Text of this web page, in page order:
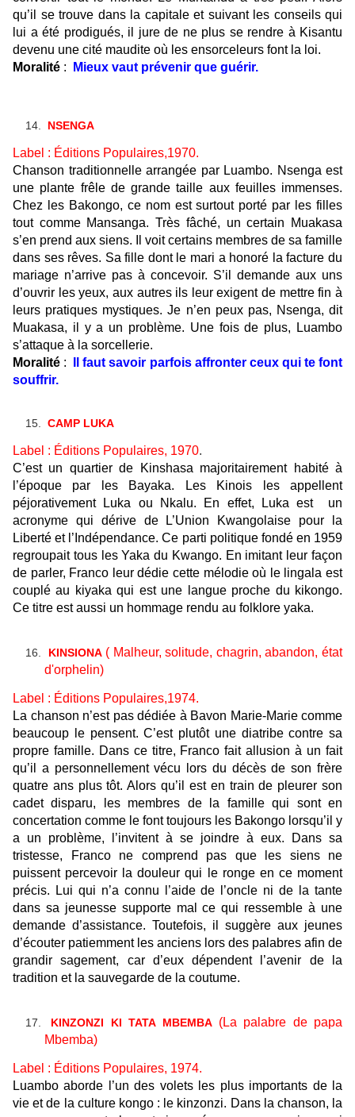
qu’il se trouve dans la capitale et suivant les conseils qui
lui a été prodigués, il jure de ne plus se rendre à Kisantu
devenu une cité maudite où les ensorceleurs font la loi.
Moralité : Mieux vaut prévenir que guérir.
NSENGA
Label : Éditions Populaires,1970.
Chanson traditionnelle arrangée par Luambo. Nsenga est
une plante frêle de grande taille aux feuilles immenses.
Chez les Bakongo, ce nom est surtout porté par les filles
tout comme Mansanga. Très fâché, un certain Muakasa
s’en prend aux siens. Il voit certains membres de sa famille
dans ses rêves. Sa fille dont le mari a honoré la facture du
mariage n’arrive pas à concevoir. S’il demande aux uns
d’ouvrir les yeux, aux autres ils leurexigent de mettre fin à
leurs pratiques mystiques. Je n’en peux pas, Nsenga, dit
Muakasa, il y a un problème. Une fois de plus, Luambo
s’attaque à la sorcellerie.
Moralité : l faut savoir parfoisaffronter ceux qui te font
souffrir.
CAMP LUKA
Label : Éditions Populaires, 1970.
C’est un quartier de Kinshasa majoritairement habité à
l’époque par les Bayaka. Les Kinois les appellent
péjorativement Luka ou Nkalu. En effet, Luka est un
acronyme qui dérive de L’Union Kwangolaise pour la
Liberté et l’Indépendance. Ce parti politique fondé en 1959
regroupait tous les Yaka du Kwango. En imitant leur façon
de parler, Franco leur dédie cette mélodie où le lingala est
couplé au kiyaka qui est une langue proche du kikongo.
Ce titre est aussi un hommage rendu au folklore yaka.
KINSIONA( Malheur, solitude, chagrin, abandon, état
d'orphelin)
Label : Éditions Populaires,1974.
La chanson n’est pas dédiée à Bavon Marie-Marie comme
beaucoup le pensent. C’est plutôt une diatribe contre sa
propre famille. Dans ce titre, Franco fait allusion à un fait
qu’il a personnellement vécu lors du décès de son frère
quatre ans plus tôt. Alors qu’il est en train de pleurer son
cadet disparu, les membres de la famille qui sont en
concertation comme le font toujours les Bakongo lorsqu’il y
a un problème, l’invitent à se joindre à eux. Dans sa
tristesse, Franco ne comprend pas que les siens ne
puissent percevoir la douleur qui le ronge en ce moment
précis. Lui qui n’a connu l’aide de l’oncle ni de la tante
dans sa jeunesse supporte mal ce qui ressemble à une
demande d’assistance. Toutefois, il suggère aux jeunes
d’écouter patiemment les anciens lors des palabres afin de
grandir sagement, car d’eux dépendent l’avenir de la
tradition et la sauvegarde de la coutume.
KINZONZI KI TATA MBEMBA (La palabre de papa
Mbemba)
Label : Éditions Populaires, 1974.
Luambo aborde l’un des volets les plus importants de la
vie et de la culture kongo : le kinzonzi. Dans la chanson, la